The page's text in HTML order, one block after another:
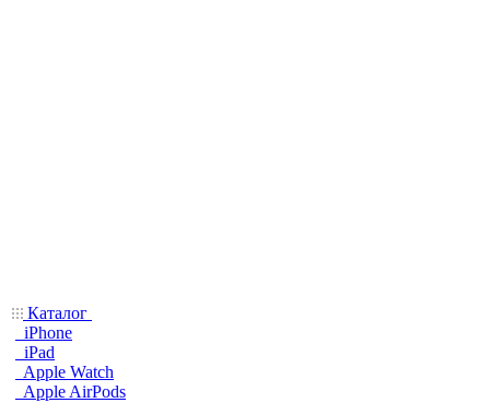
Каталог
iPhone
iPad
Apple Watch
Apple AirPods